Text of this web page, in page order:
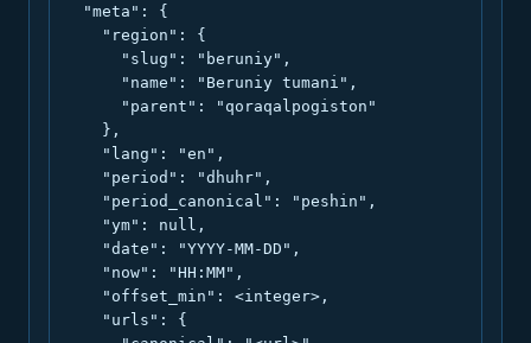
  "meta": {
    "region": {
      "slug": "beruniy",
      "name": "Beruniy tumani",
      "parent": "qoraqalpogiston"
    },
    "lang": "en",
    "period": "dhuhr",
    "period_canonical": "peshin",
    "ym": null,
    "date": "YYYY-MM-DD",
    "now": "HH:MM",
    "offset_min": <integer>,
    "urls": {